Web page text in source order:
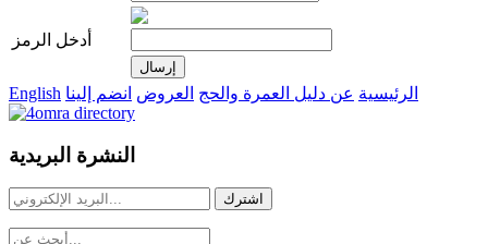
أدخل الرمز
live
casinos
online
livedealercasino.online
English الرئيسية عن دليل العمرة والحج العروض انضم إلينا
النشرة البريدية